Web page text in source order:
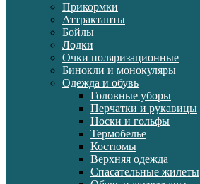
Прикормки
Аттрактанты
Бойлы
Лодки
Очки поляризационные
Бинокли и монокуляры
Одежда и обувь
Головные уборы
Перчатки и рукавицы
Носки и гольфы
Термобелье
Костюмы
Верхняя одежда
Спасательные жилеты